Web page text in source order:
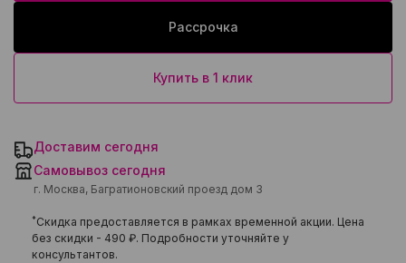
Рассрочка
Купить в 1 клик
Доставим сегодня
Самовывоз сегодня
г. Москва, Багратионовский проезд дом 3
*Скидка предоставляется в рамках временной акции. Цена
без скидки - 490 ₽. Подробности уточняйте у
консультантов.